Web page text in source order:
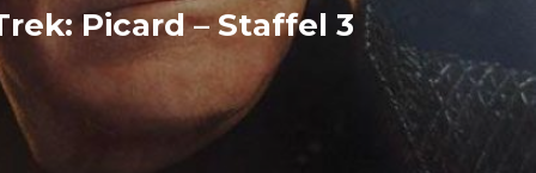
Picard – Staffel 3